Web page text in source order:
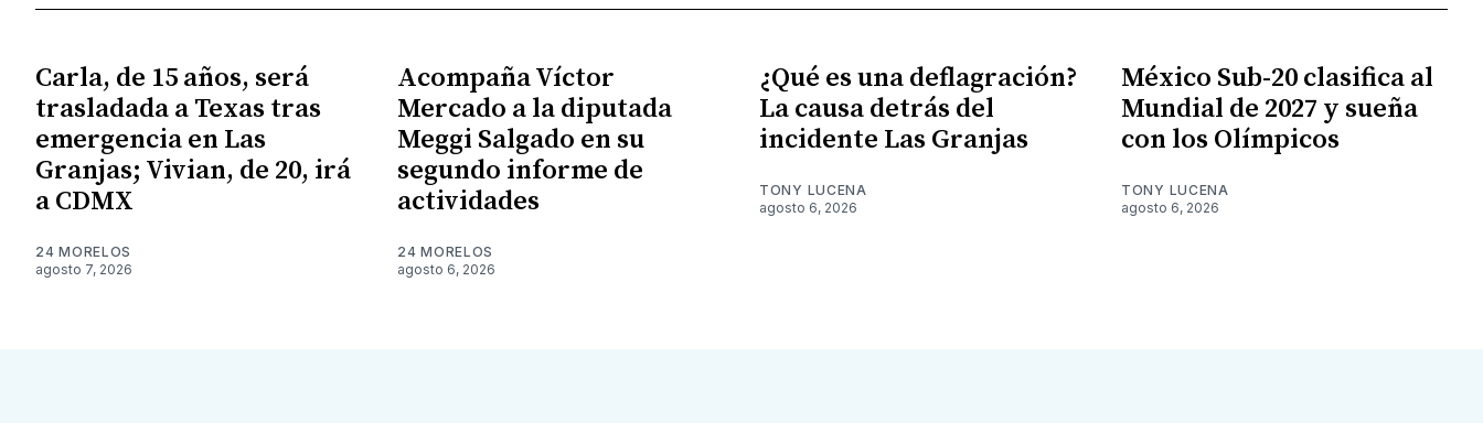
Carla, de 15 años, será
trasladada a Texas tras
emergencia en Las
Granjas; Vivian, de 20, irá
a CDMX
24 MORELOS
agosto 7, 2026
Acompaña Víctor
Mercado a la diputada
Meggi Salgado en su
segundo informe de
actividades
24 MORELOS
agosto 6, 2026
¿Qué es una deflagración?
La causa detrás del
incidente Las Granjas
TONY LUCENA
agosto 6, 2026
México Sub-20 clasifica al
Mundial de 2027 y sueña
con los Olímpicos
TONY LUCENA
agosto 6, 2026